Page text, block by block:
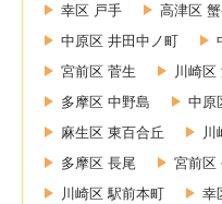
幸区 戸手
高津区
中原区 井田中ノ町
宮前区 菅生
川崎区
多摩区 中野島
中原
麻生区 東百合丘
川
多摩区 長尾
宮前区
川崎区 駅前本町
幸